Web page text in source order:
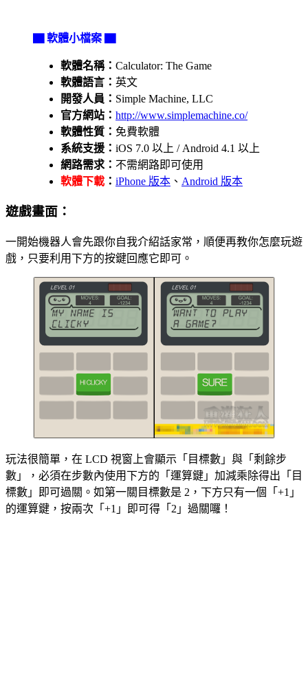
▇ 軟體小檔案 ▇
軟體名稱： Calculator: The Game
軟體語言： 英文
開發人員： Simple Machine, LLC
官方網站： http://www.simplemachine.co/
軟體性質： 免費軟體
系統支援： iOS 7.0 以上 / Android 4.1 以上
網路需求： 不需網路即可使用
軟體下載 ： iPhone 版本 、 Android 版本
遊戲畫面：
一開始機器人會先跟你自我介紹話家常，順便再教你怎麼玩遊
戲，只要利用下方的按鍵回應它即可。
玩法很簡單，在 LCD 視窗上會顯示「目標數」與「剩餘步
數」，必須在步數內使用下方的「運算鍵」加減乘除得出「目
標數」即可過關。如第一關目標數是 2，下方只有一個「+1」
的運算鍵，按兩次「+1」即可得「2」過關囉！